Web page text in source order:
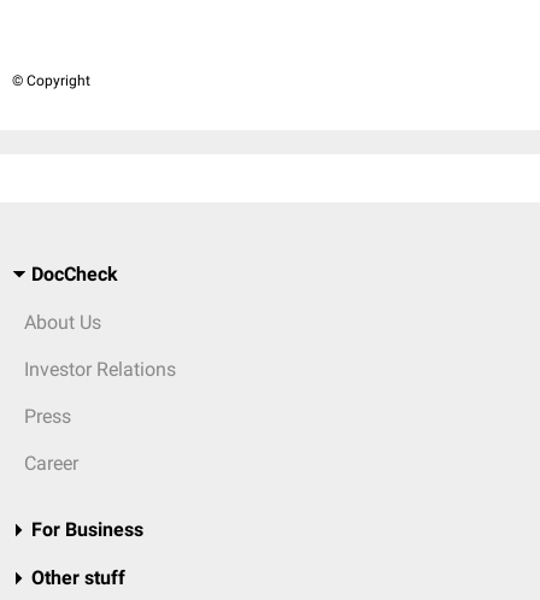
© Copyright
DocCheck
About Us
Investor Relations
Press
Career
For Business
Other stuff